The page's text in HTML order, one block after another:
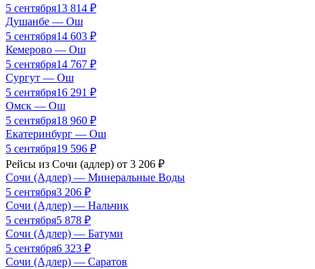
5 сентября13 814 ₽
Душанбе — Ош
5 сентября14 603 ₽
Кемерово — Ош
5 сентября14 767 ₽
Сургут — Ош
5 сентября16 291 ₽
Омск — Ош
5 сентября18 960 ₽
Екатеринбург — Ош
5 сентября19 596 ₽
Рейсы из Сочи (адлер) от 3 206 ₽
Сочи (Адлер) — Минеральные Воды
5 сентября3 206 ₽
Сочи (Адлер) — Нальчик
5 сентября5 878 ₽
Сочи (Адлер) — Батуми
5 сентября6 323 ₽
Сочи (Адлер) — Саратов